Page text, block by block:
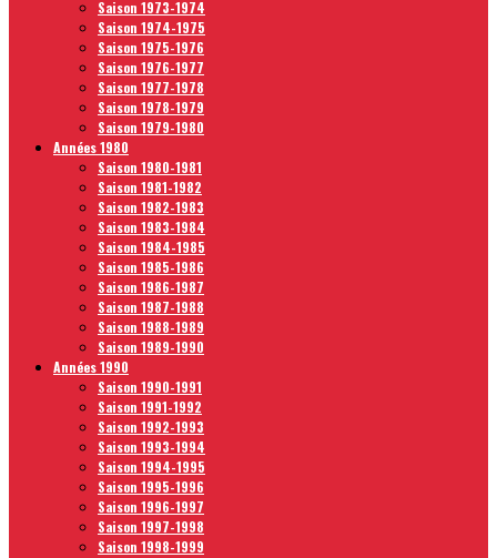
Saison 1973-1974
Saison 1974-1975
Saison 1975-1976
Saison 1976-1977
Saison 1977-1978
Saison 1978-1979
Saison 1979-1980
Années 1980
Saison 1980-1981
Saison 1981-1982
Saison 1982-1983
Saison 1983-1984
Saison 1984-1985
Saison 1985-1986
Saison 1986-1987
Saison 1987-1988
Saison 1988-1989
Saison 1989-1990
Années 1990
Saison 1990-1991
Saison 1991-1992
Saison 1992-1993
Saison 1993-1994
Saison 1994-1995
Saison 1995-1996
Saison 1996-1997
Saison 1997-1998
Saison 1998-1999